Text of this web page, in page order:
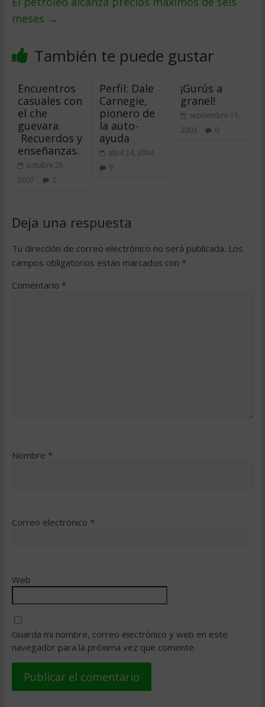
meses →
También te puede gustar
Encuentros
casuales con
el che
guevara.
Recuerdos y
enseñanzas.
octubre 25,
2007
2
Perfil: Dale
Carnegie,
pionero de
la auto-
ayuda
abril 24, 2004
9
¡Gurús a
granel!
septiembre 11,
2003
0
Deja una respuesta
Tu dirección de correo electrónico no será publicada. Los
campos obligatorios están marcados con *
Comentario *
Nombre *
Correo electrónico *
Web
Guarda mi nombre, correo electrónico y web en este
navegador para la próxima vez que comente.